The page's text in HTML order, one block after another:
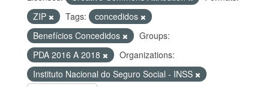
ZIP
Tags:
concedidos
Benefícios Concedidos
Groups:
PDA 2016 A 2018
Organizations:
Instituto Nacional do Seguro Social - INSS